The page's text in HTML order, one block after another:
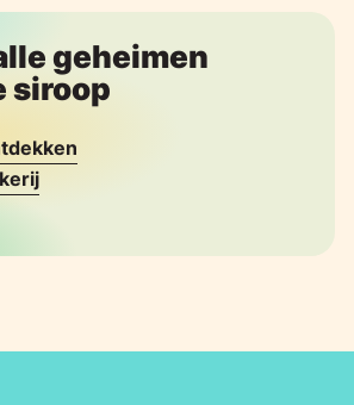
geheimen
siroop